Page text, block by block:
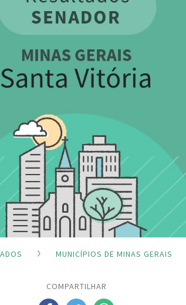
MUNICÍPIOS DE MINAS GERAIS
COMPARTILHAR